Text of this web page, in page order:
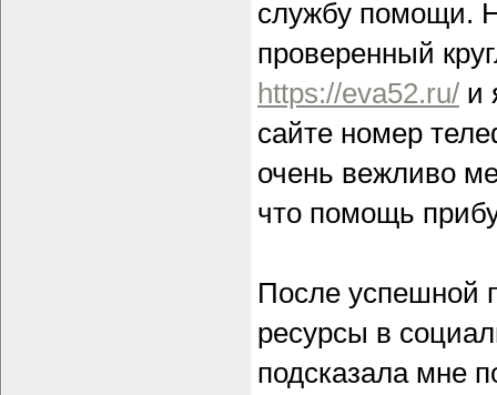
службу помощи.
проверенный
https://eva52.ru/ и
сайте номер
очень вежливо
что помощь
После успешной
ресурсы в
подсказала мне